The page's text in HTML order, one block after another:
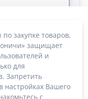
закупке товаров,
защищает
и
для
Запретить
настройках Вашего
с